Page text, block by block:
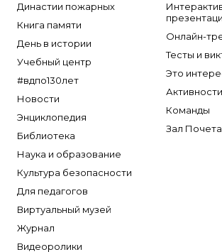
Династии пожарных
Книга памяти
День в истории
Учебный центр
#вдпо130лет
Новости
Энциклопедия
Библиотека
Наука и образование
Культура безопасности
Для педагогов
Виртуальный музей
Журнал
Видеоролики
Онлайн-
Тесты и
Это
Активности
Команды
Зал Почета